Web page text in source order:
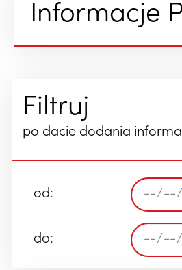
Informacje
Filtruj
po dacie dodania
od:
do: